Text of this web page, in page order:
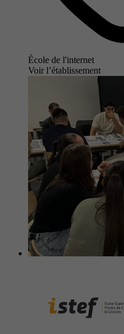
École de l'internet
Voir l’établissement